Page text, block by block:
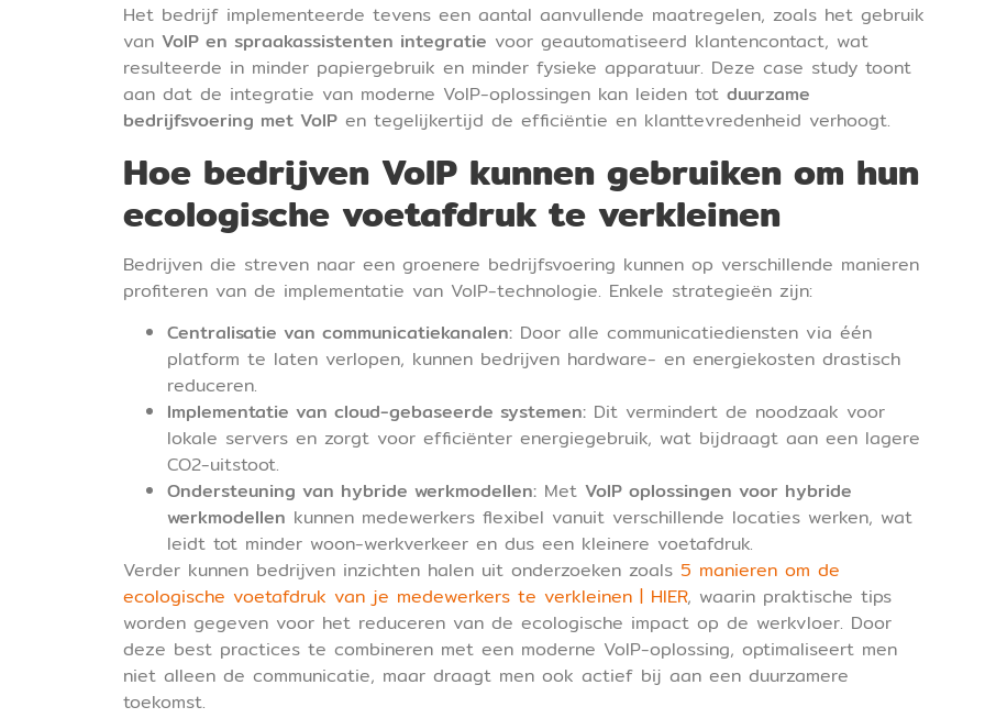
Het bedrijf implementeerde tevens een aantal aanvullende maatregelen, zoals het gebruik
van VoIP en spraakassistenten integratie voor geautomatiseerd klantencontact, wat
resulteerde in minder papiergebruik en minder fysieke apparatuur. Deze case study toont
aan dat de integratie van moderne VoIP-oplossingen kan leiden tot duurzame
bedrijfsvoering met VoIP en tegelijkertijd de efficiëntie en klanttevredenheid verhoogt.
Hoe bedrijven VoIP kunnen gebruiken om hun
ecologische voetafdruk te verkleinen
Bedrijven die streven naar een groenere bedrijfsvoering kunnen op verschillende manieren
profiteren van de implementatie van VoIP-technologie. Enkele strategieën zijn:
Centralisatie van communicatiekanalen: Door alle communicatiediensten via één
platform te laten verlopen, kunnen bedrijven hardware- en energiekosten drastisch
reduceren.
Implementatie van cloud-gebaseerde systemen: Dit vermindert de noodzaak voor
lokale servers en zorgt voor efficiënter energiegebruik, wat bijdraagt aan een lagere
CO2-uitstoot.
Ondersteuning van hybride werkmodellen: Met VoIP oplossingen voor hybride
werkmodellen kunnen medewerkers flexibel vanuit verschillende locaties werken, wat
leidt tot minder woon-werkverkeer en dus een kleinere voetafdruk.
Verder kunnen bedrijven inzichten halen uit onderzoeken zoals 5 manieren om de
ecologische voetafdruk van je medewerkers te verkleinen | HIER, waarin praktische tips
worden gegeven voor het reduceren van de ecologische impact op de werkvloer. Door
deze best practices te combineren met een moderne VoIP-oplossing, optimaliseert men
niet alleen de communicatie, maar draagt men ook actief bij aan een duurzamere
toekomst.